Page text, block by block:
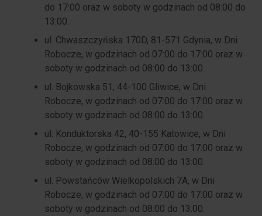
do 17:00 oraz w soboty w godzinach od 08:00 do
13:00.
ul. Chwaszczyńska 170D, 81-571 Gdynia, w Dni
Robocze, w godzinach od 07:00 do 17:00 oraz w
soboty w godzinach od 08:00 do 13:00.
ul. Bojkowska 51, 44-100 Gliwice, w Dni
Robocze, w godzinach od 07:00 do 17:00 oraz w
soboty w godzinach od 08:00 do 13:00.
ul. Konduktorska 42, 40-155 Katowice, w Dni
Robocze, w godzinach od 07:00 do 17:00 oraz w
soboty w godzinach od 08:00 do 13:00.
ul. Powstańców Wielkopolskich 7A, w Dni
Robocze, w godzinach od 07:00 do 17:00 oraz w
soboty w godzinach od 08:00 do 13:00.